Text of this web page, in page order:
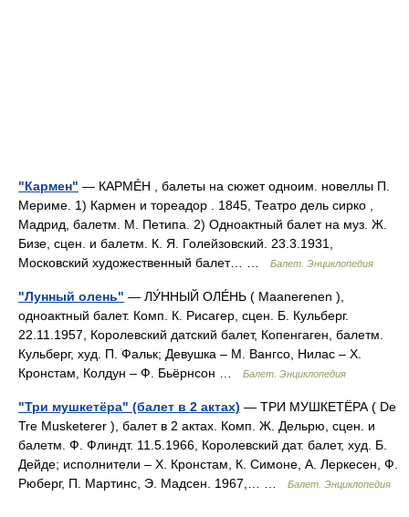
"Кармен" — КАРМÉН , балеты на сюжет одноим. новеллы П.
Мериме. 1) Кармен и тореадор . 1845, Театро дель сирко ,
Мадрид, балетм. М. Петипа. 2) Одноактный балет на муз. Ж.
Бизе, сцен. и балетм. К. Я. Голейзовский. 23.3.1931,
Московский художественный балет… …
Балет. Энциклопедия
"Лунный олень" — ЛУ́ННЫЙ ОЛÉНЬ ( Maanerenen ),
одноактный балет. Комп. К. Рисагер, сцен. Б. Кульберг.
22.11.1957, Королевский датский балет, Копенгаген, балетм.
Кульберг, худ. П. Фальк; Девушка – М. Вангсо, Нилас – X.
Кронстам, Колдун – Ф. Бьёрнсон …
Балет. Энциклопедия
"Три мушкетёра" (балет в 2 актах) — ТРИ МУШКЕТЁРА ( De
Tre Musketerer ), балет в 2 актах. Комп. Ж. Дельрю, сцен. и
балетм. Ф. Флиндт. 11.5.1966, Королевский дат. балет, худ. Б.
Дейде; исполнители – X. Кронстам, К. Симоне, А. Леркесен, Ф.
Рюберг, П. Мартинс, Э. Мадсен. 1967,… …
Балет. Энциклопедия